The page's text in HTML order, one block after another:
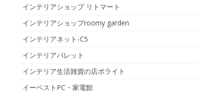
インテリアショップ リトマート
インテリアショップroomy garden
インテリアネット-C5
インテリアパレット
インテリア生活雑貨の店ポライト
イーベストPC・家電館